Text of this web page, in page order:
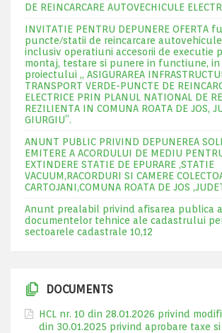
DE REINCARCARE AUTOVECHICULE
INVITATIE PENTRU DEPUNERE OFERTA
puncte/statii de reincarcare
inclusiv operatiuni accesorii de executie
montaj, testare si punere in functiune, in
proiectului „ ASIGURAREA
TRANSPORT VERDE-PUNCTE DE
ELECTRICE PRIN PLANUL NATIONAL DE
REZILIENTA IN COMUNA ROATA DE JOS,
GIURGIU”.
ANUNT PUBLIC PRIVIND DEPUNEREA
EMITERE A ACORDULUI DE MEDIU
EXTINDERE STATIE DE EPURARE ,STATIE
VACUUM,RACORDURI SI CAMERE
CARTOJANI,COMUNA ROATA DE JOS
Anunt prealabil privind afisarea publica a
documentelor tehnice ale cadastrului
sectoarele cadastrale 10,12
DOCUMENTS
HCL nr. 10 din 28.01.2026 privind
din 30.01.2025 privind aprobare taxe